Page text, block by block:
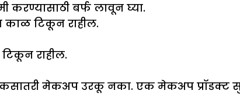
बर्फ लावून घ्या.
टिकून राहील.
राहील.
कसातरी मेकअप उरकू नका. एक मेकअप